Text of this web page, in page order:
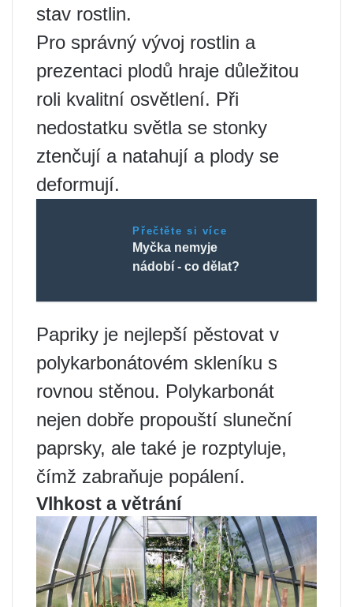
stav rostlin.
Pro správný vývoj rostlin a
prezentaci plodů hraje důležitou
roli kvalitní osvětlení. Při
nedostatku světla se stonky
ztenčují a natahují a plody se
deformují.
Přečtěte si více
Myčka nemyje
nádobí - co dělat?
Papriky je nejlepší pěstovat v
polykarbonátovém skleníku s
rovnou stěnou. Polykarbonát
nejen dobře propouští sluneční
paprsky, ale také je rozptyluje,
čímž zabraňuje popálení.
Vlhkost a větrání